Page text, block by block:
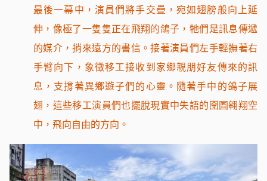
最後一幕中，演員們將手交疊，宛如翅膀般向上延
伸，像極了一隻隻正在飛翔的鴿子，牠們是訊息傳遞
的媒介，捎來遠方的書信。接著演員們左手輕撫著右
手臂向下，象徵移工接收到家鄉親朋好友傳來的訊
息，支撐著異鄉遊子們的心靈。隨著手中的鴿子展
翅，這些移工演員們也擺脫現實中失語的囹圄翱翔空
中，飛向自由的方向。